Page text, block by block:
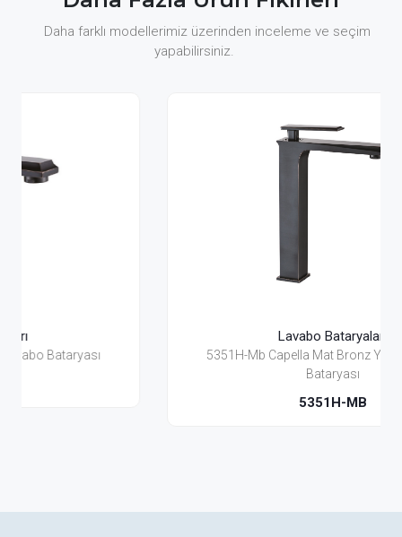
Daha farklı modellerimiz üzerinden inceleme ve seçim
yapabilirsiniz.
5351H-Mb Capella Mat Bronz Yüksek Lavabo